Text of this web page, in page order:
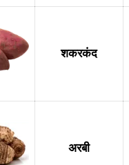
शकरकंद
अरबी